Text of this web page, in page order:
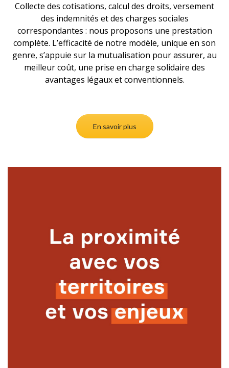
Collecte des cotisations, calcul des droits, versement
des indemnités et des charges sociales
correspondantes : nous proposons une prestation
complète. L’efficacité de notre modèle, unique en son
genre, s’appuie sur la mutualisation pour assurer, au
meilleur coût, une prise en charge solidaire des
avantages légaux et conventionnels.
En savoir plus